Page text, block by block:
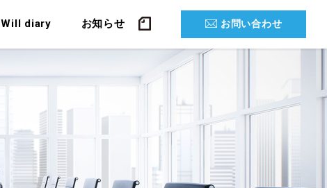
Will diary お知らせ お問い合わせ